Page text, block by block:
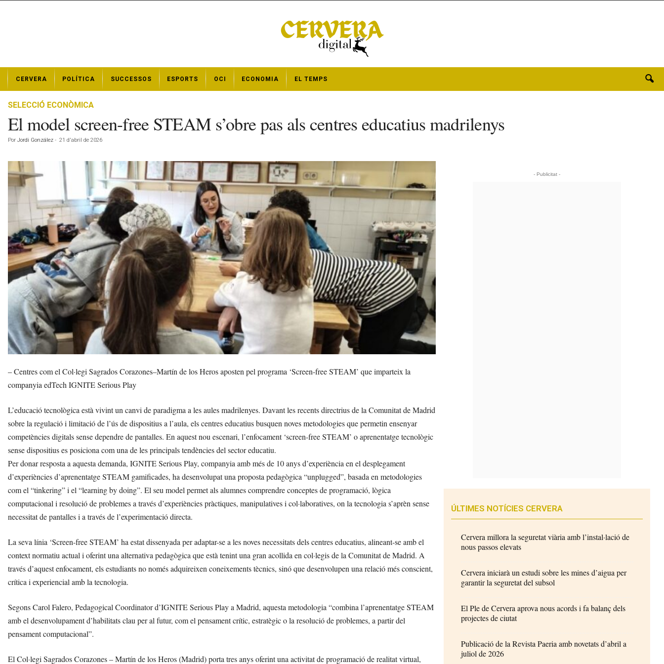
t
CERVERA POLÍTICA SUCCESSOS ESPORTS OCI ECONOMIA EL TEMPS
SELECCIÓ ECONÒMICA
El model screen-free STEAM s’obre pas als centres educatius madrilenys
Por Jordi González - 21 d'abril de 2026
– Centres com el Col·legi Sagrados Corazones–Martín de los Heros aposten pel programa ‘Screen-free STEAM’ que imparteix la
companyia edTech IGNITE Serious Play
L’educació tecnològica està vivint un canvi de paradigma a les aules madrilenyes. Davant les recents directrius de la Comunitat de Madrid
sobre la regulació i limitació de l’ús de dispositius a l’aula, els centres educatius busquen noves metodologies que permetin ensenyar
competències digitals sense dependre de pantalles. En aquest nou escenari, l’enfocament ‘screen-free STEAM’ o aprenentatge tecnològic
sense dispositius es posiciona com una de les principals tendències del sector educatiu.
Per donar resposta a aquesta demanda, IGNITE Serious Play, companyia amb més de 10 anys d’experiència en el desplegament
d’experiències d’aprenentatge STEAM gamificades, ha desenvolupat una proposta pedagògica “unplugged”, basada en metodologies
com el “tinkering” i el “learning by doing”. El seu model permet als alumnes comprendre conceptes de programació, lògica
computacional i resolució de problemes a través d’experiències pràctiques, manipulatives i col·laboratives, on la tecnologia s’aprèn sense
necessitat de pantalles i a través de l’experimentació directa.
La seva línia ‘Screen-free STEAM’ ha estat dissenyada per adaptar-se a les noves necessitats dels centres educatius, alineant-se amb el
context normatiu actual i oferint una alternativa pedagògica que està tenint una gran acollida en col·legis de la Comunitat de Madrid. A
través d’aquest enfocament, els estudiants no només adquireixen coneixements tècnics, sinó que desenvolupen una relació més conscient,
crítica i experiencial amb la tecnologia.
Segons Carol Falero, Pedagogical Coordinator d’IGNITE Serious Play a Madrid, aquesta metodologia “combina l’aprenentatge STEAM
amb el desenvolupament d’habilitats clau per al futur, com el pensament crític, estratègic o la resolució de problemes, a partir del
pensament computacional”.
El Col·legi Sagrados Corazones – Martín de los Heros (Madrid) porta tres anys oferint una activitat de programació de realitat virtual,
- Publicitat -
ÚLTIMES NOTÍCIES CERVERA
Cervera millora la seguretat viària amb l’instal·lació de
nous passos elevats
Cervera iniciarà un estudi sobre les mines d’aigua per
garantir la seguretat del subsol
El Ple de Cervera aprova nous acords i fa balanç dels
projectes de ciutat
Publicació de la Revista Paeria amb novetats d’abril a
juliol de 2026